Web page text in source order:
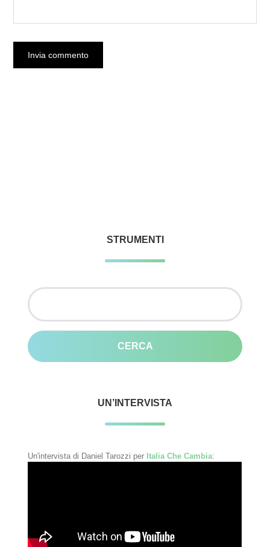
STRUMENTI
Ricerca
UN’INTERVISTA
Un'intervista di Daniel Tarozzi per Italia Che Cambia: